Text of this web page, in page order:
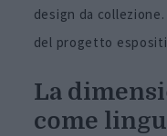
design da
del progetto
La
come